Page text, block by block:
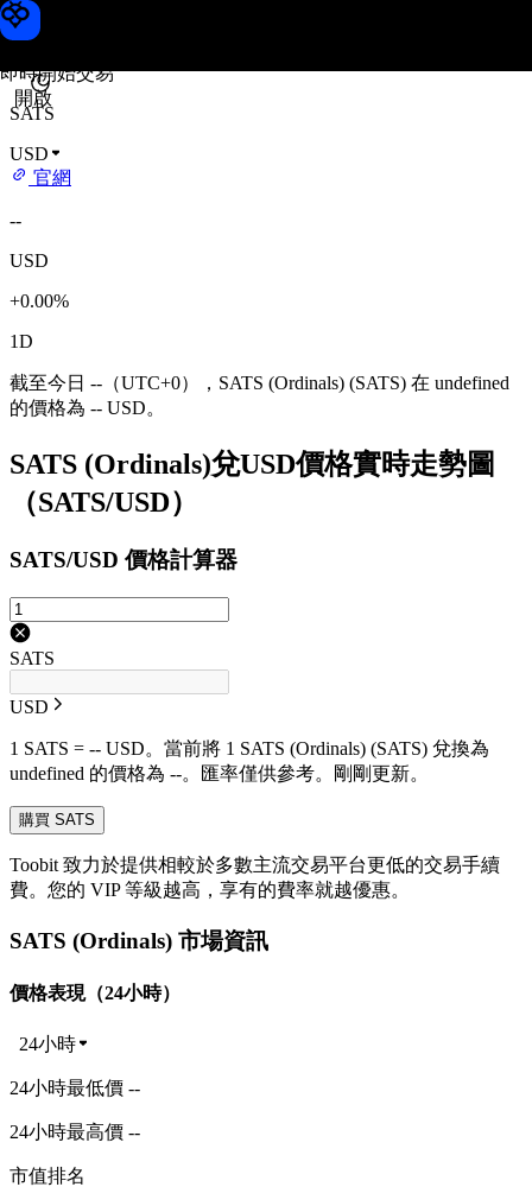
即時開始交易
開啟
SATS (Ordinals) 價格
SATS
USD
官網
--
USD
+0.00%
1D
截至今日 --（UTC+0），SATS (Ordinals) (SATS) 在 undefined
的價格為 -- USD。
SATS (Ordinals)兌USD價格實時走勢圖
（SATS/USD）
SATS/USD 價格計算器
SATS
USD
1 SATS = -- USD。當前將 1 SATS (Ordinals) (SATS) 兌換為
undefined 的價格為 --。匯率僅供參考。剛剛更新。
購買 SATS
Toobit 致力於提供相較於多數主流交易平台更低的交易手續
費。您的 VIP 等級越高，享有的費率就越優惠。
SATS (Ordinals) 市場資訊
價格表現（24小時）
24小時
24小時最低價 --
24小時最高價 --
市值排名